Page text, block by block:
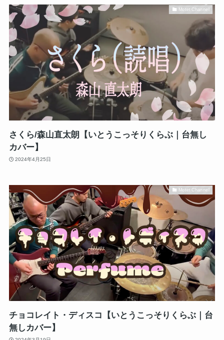
Motet Channel
さくら/森山直太朗【いとうこっそりくらぶ｜台無し
カバー】
2024年4月25日
Motet Channel
チョコレイト・ディスコ【いとうこっそりくらぶ｜台
無しカバー】